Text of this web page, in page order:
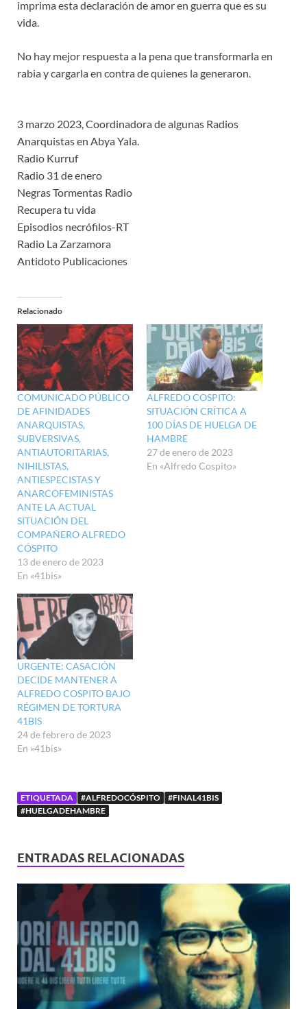
imprima esta declaración de amor en guerra que es su
vida.
No hay mejor respuesta a la pena que transformarla en
rabia y cargarla en contra de quienes la generaron.
3 marzo 2023, Coordinadora de algunas Radios
Anarquistas en Abya Yala.
Radio Kurruf
Radio 31 de enero
Negras Tormentas Radio
Recupera tu vida
Episodios necrófilos-RT
Radio La Zarzamora
Antidoto Publicaciones
Relacionado
COMUNICADO PÚBLICO
DE AFINIDADES
ANARQUISTAS,
SUBVERSIVAS,
ANTIAUTORITARIAS,
NIHILISTAS,
ANTIESPECISTAS Y
ANARCOFEMINISTAS
ANTE LA ACTUAL
SITUACIÓN DEL
COMPAÑERO ALFREDO
CÓSPITO
13 de enero de 2023
En «41bis»
ALFREDO COSPITO:
SITUACIÓN CRÍTICA A
100 DÍAS DE HUELGA DE
HAMBRE
27 de enero de 2023
En «Alfredo Cospito»
URGENTE: CASACIÓN
DECIDE MANTENER A
ALFREDO COSPITO BAJO
RÉGIMEN DE TORTURA
41BIS
24 de febrero de 2023
En «41bis»
ETIQUETADA #ALFREDOCÓSPITO
#FINAL41BIS
#HUELGADEHAMBRE
ENTRADAS RELACIONADAS